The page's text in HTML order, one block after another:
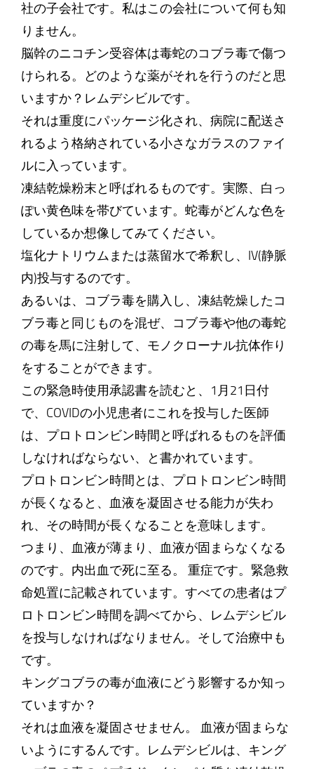
社の子会社です。私はこの会社について何も知
りません。
脳幹のニコチン受容体は毒蛇のコブラ毒で傷つ
けられる。どのような薬がそれを行うのだと思
いますか？レムデシビルです。
それは重度にパッケージ化され、病院に配送さ
れるよう格納されている小さなガラスのファイ
ルに入っています。
凍結乾燥粉末と呼ばれるものです。実際、白っ
ぽい黄色味を帯びています。蛇毒がどんな色を
しているか想像してみてください。
塩化ナトリウムまたは蒸留水で希釈し、IV(静脈
内)投与するのです。
あるいは、コブラ毒を購入し、凍結乾燥したコ
ブラ毒と同じものを混ぜ、コブラ毒や他の毒蛇
の毒を馬に注射して、モノクローナル抗体作り
をすることができます。
この緊急時使用承認書を読むと、1月21日付
で、COVIDの小児患者にこれを投与した医師
は、プロトロンビン時間と呼ばれるものを評価
しなければならない、と書かれています。
プロトロンビン時間とは、プロトロンビン時間
が長くなると、血液を凝固させる能力が失わ
れ、その時間が長くなることを意味します。
つまり、血液が薄まり、血液が固まらなくなる
のです。内出血で死に至る。 重症です。緊急救
命処置に記載されています。すべての患者はプ
ロトロンビン時間を調べてから、レムデシビル
を投与しなければなりません。そして治療中も
です。
キングコブラの毒が血液にどう影響するか知っ
ていますか？
それは血液を凝固させません。 血液が固まらな
いようにするんです。レムデシビルは、キング